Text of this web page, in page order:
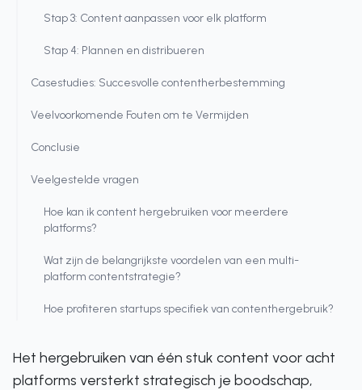
Stap 3: Content aanpassen voor elk platform
Stap 4: Plannen en distribueren
Casestudies: Succesvolle contentherbestemming
Veelvoorkomende Fouten om te Vermijden
Conclusie
Veelgestelde vragen
Hoe kan ik content hergebruiken voor meerdere
platforms?
Wat zijn de belangrijkste voordelen van een multi-
platform contentstrategie?
Hoe profiteren startups specifiek van contenthergebruik?
Het hergebruiken van één stuk content voor acht
platforms versterkt strategisch je boodschap,